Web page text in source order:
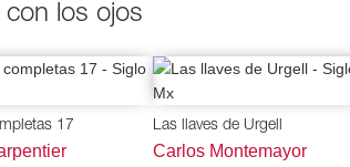
los ojos
17 Las llaves de Urgell
Carlos Montemayor